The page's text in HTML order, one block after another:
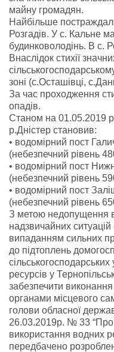
майну громадян.
Найбільше
Розгадів. У с. Кальне
будинковолодінь. В с.
Внаслідок стихії
зоні (с.Осташівці,
За час проходження
опадів.
Станом на 01.05.2019
р.Дністер становив:
• водомірний пост
(небезпечний рівень
• водомірний пост
(небезпечний рівень
• водомірний пост
(небезпечний рівень
З метою недопущення
надзвичайних ситуацій
випаданням сильних
до підтоплень
ресурсів у
забезпечити
органами місцевого
голови обласної
26.03.2019р. № 33 “Про
використання водних
передбачено